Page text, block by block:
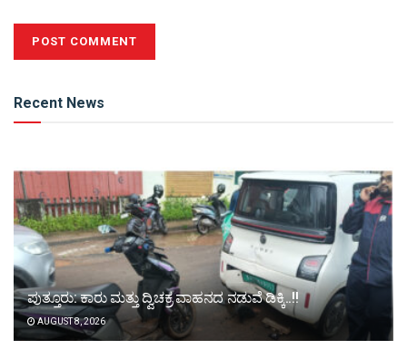
Recent News
ಪುತ್ತೂರು: ಕಾರು ಮತ್ತು ದ್ವಿಚಕ್ರ ವಾಹನದ ನಡುವೆ ಡಿಕ್ಕಿ..!!
AUGUST 8, 2026